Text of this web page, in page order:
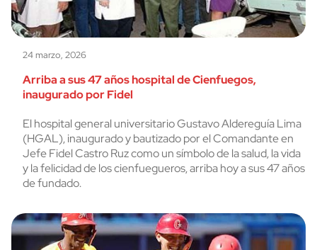
24 marzo, 2026
Arriba a sus 47 años hospital de Cienfuegos,
inaugurado por Fidel
El hospital general universitario Gustavo Aldereguía Lima
(HGAL), inaugurado y bautizado por el Comandante en
Jefe Fidel Castro Ruz como un símbolo de la salud, la vida
y la felicidad de los cienfuegueros, arriba hoy a sus 47 años
de fundado.